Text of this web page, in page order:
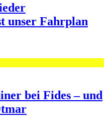
unser Fahrplan
bei Fides – und